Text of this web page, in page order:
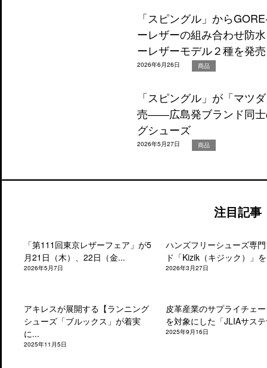
「スピングル」から
ーレザーの組み合わせ防
ーレザーモデル２種を発売
2026年6月26日 商品
「スピングル」が「マツ
売――広島発ブランド同士
グシューズ
2026年5月27日 商品
注目記事
「第111回東京レザーフェア」が5
月21日（木）、22日（金...
2026年5月7日
ハンズフリーシューズ専
ド「Kizik（キジック）」
2026年3月27日
アキレスが展開する【ランニング
シューズ「ブルックス」が着実
に...
2025年11月5日
皮革産業のサプライチェ
を対象にした「JLIAサス
2025年9月16日